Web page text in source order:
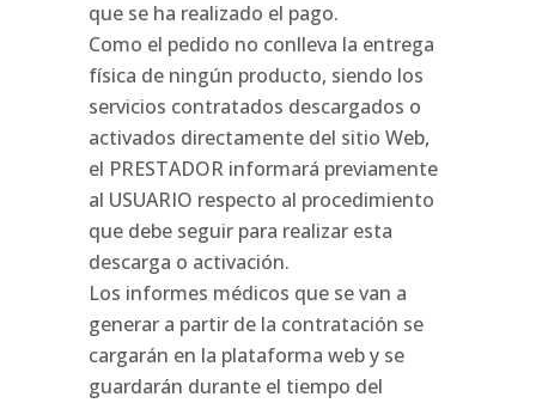
que se ha realizado el pago.
Como el pedido no conlleva la entrega
física de ningún producto, siendo los
servicios contratados descargados o
activados directamente del sitio Web,
el PRESTADOR informará previamente
al USUARIO respecto al procedimiento
que debe seguir para realizar esta
descarga o activación.
Los informes médicos que se van a
generar a partir de la contratación se
cargarán en la plataforma web y se
guardarán durante el tiempo del